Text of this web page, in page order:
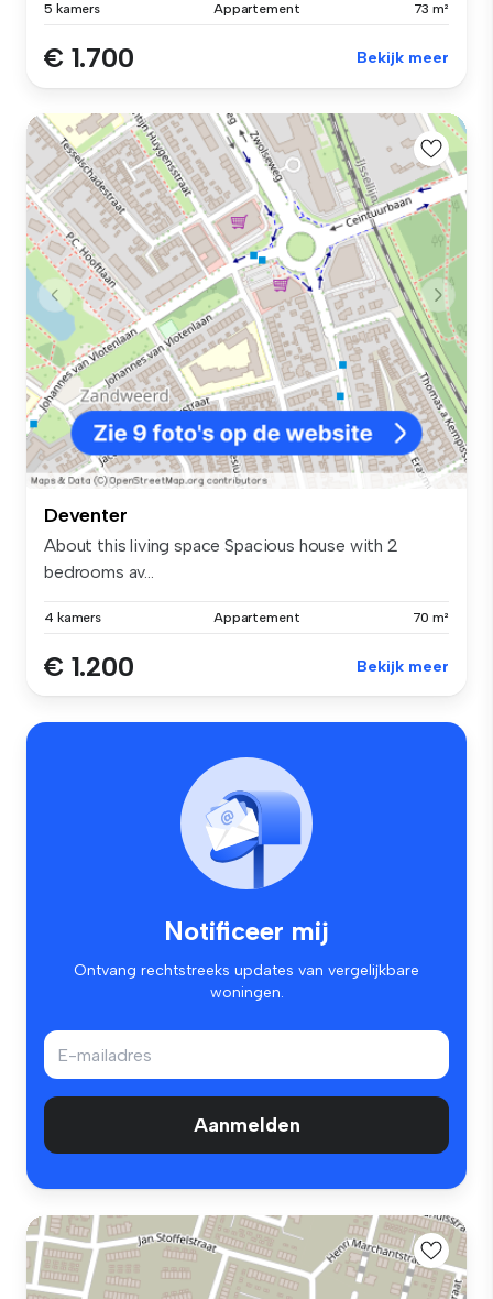
5 kamers Appartement 73 m²
€ 1.700 Bekijk meer
Deventer
About this living space Spacious house with 2
bedrooms av...
4 kamers Appartement 70 m²
€ 1.200 Bekijk meer
Notificeer mij
Ontvang rechtstreeks updates van vergelijkbare
woningen.
Aanmelden